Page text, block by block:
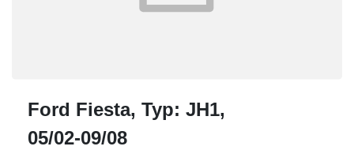
Ford Fiesta, Typ: JH1,
05/02-09/08